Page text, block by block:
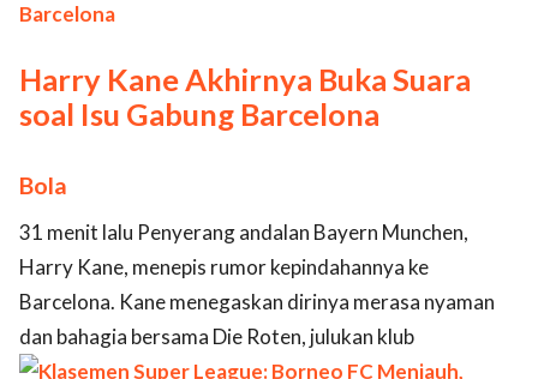
Harry Kane Akhirnya Buka Suara
soal Isu Gabung Barcelona
Bola
31 menit lalu Penyerang andalan Bayern Munchen,
Harry Kane, menepis rumor kepindahannya ke
Barcelona. Kane menegaskan dirinya merasa nyaman
dan bahagia bersama Die Roten, julukan klub